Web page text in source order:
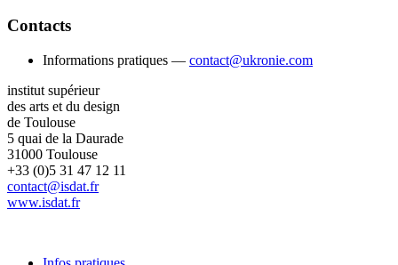
Contacts
Informations pratiques — contact@ukronie.com
institut supérieur
des arts et du design
de Toulouse
5 quai de la Daurade
31000 Toulouse
+33 (0)5 31 47 12 11
contact@isdat.fr
www.isdat.fr